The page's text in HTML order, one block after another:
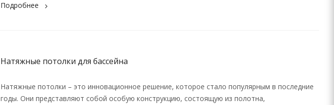
Подробнее
Натяжные потолки для бассейна
Натяжные потолки – это инновационное решение, которое стало популярным в последние
годы. Они представляют собой особую конструкцию, состоящую из полотна,